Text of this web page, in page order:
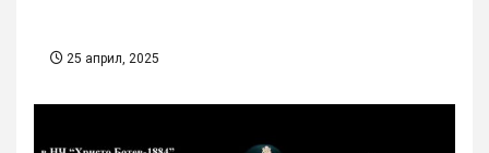
25 април, 2025